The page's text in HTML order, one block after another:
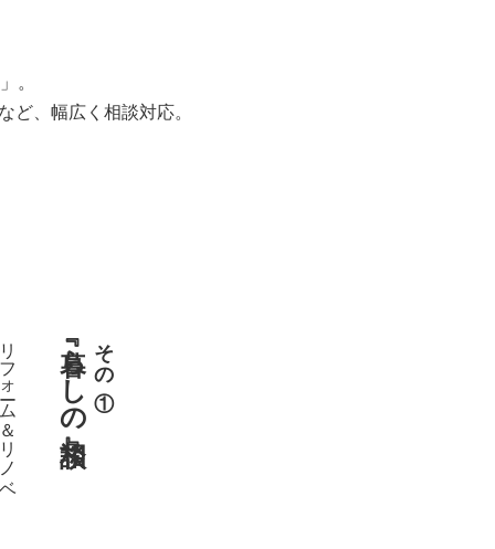
。
ど、幅広く相談対応。
その①
『暮らしの相談』
リフォーム＆リノベ